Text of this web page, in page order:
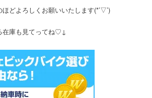
どよろしくお願いいたします(*’▽’)
庫も見てってね♡↓